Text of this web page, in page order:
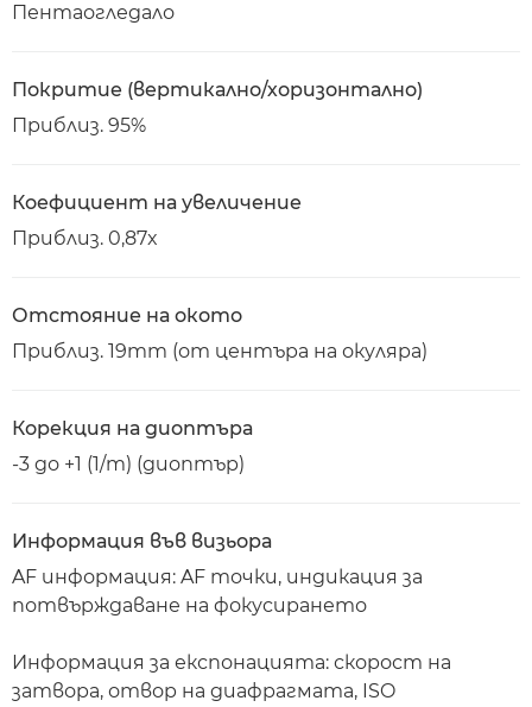
Пентаогледало
Покритие (вертикално/хоризонтално)
Приблиз. 95%
Коефициент на увеличение
Приблиз. 0,87x
Отстояние на окото
Приблиз. 19mm (от центъра на окуляра)
Корекция на диоптъра
-3 до +1 (1/m) (диоптър)
Информация във визьора
AF информация: AF точки, индикация за
потвърждаване на фокусирането
Информация за експонацията: скорост на
затвора, отвор на диафрагмата, ISO